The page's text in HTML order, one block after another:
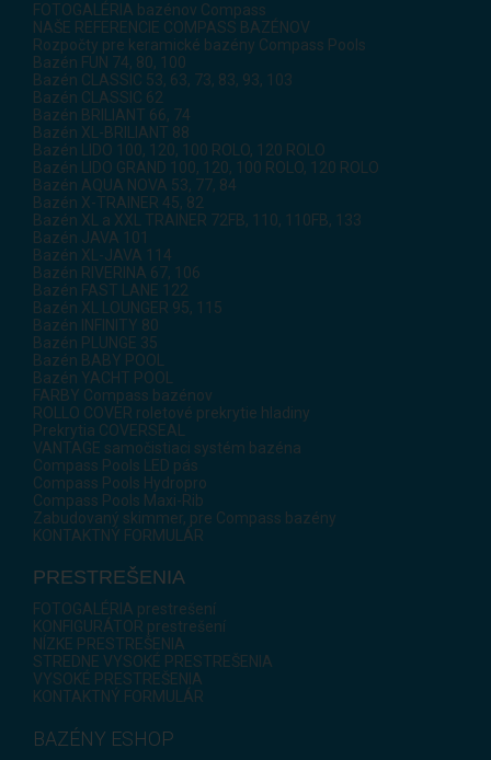
FOTOGALÉRIA bazénov Compass
NAŠE REFERENCIE COMPASS BAZÉNOV
Rozpočty pre keramické bazény Compass Pools
Bazén FUN 74, 80, 100
Bazén CLASSIC 53, 63, 73, 83, 93, 103
Bazén CLASSIC 62
Bazén BRILIANT 66, 74
Bazén XL-BRILIANT 88
Bazén LIDO 100, 120, 100 ROLO, 120 ROLO
Bazén LIDO GRAND 100, 120, 100 ROLO, 120 ROLO
Bazén AQUA NOVA 53, 77, 84
Bazén X-TRAINER 45, 82
Bazén XL a XXL TRAINER 72FB, 110, 110FB, 133
Bazén JAVA 101
Bazén XL-JAVA 114
Bazén RIVERINA 67, 106
Bazén FAST LANE 122
Bazén XL LOUNGER 95, 115
Bazén INFINITY 80
Bazén PLUNGE 35
Bazén BABY POOL
Bazén YACHT POOL
FARBY Compass bazénov
ROLLO COVER roletové prekrytie hladiny
Prekrytia COVERSEAL
VANTAGE samočistiaci systém bazéna
Compass Pools LED pás
Compass Pools Hydropro
Compass Pools Maxi-Rib
Zabudovaný skimmer, pre Compass bazény
KONTAKTNÝ FORMULÁR
PRESTREŠENIA
FOTOGALÉRIA prestrešení
KONFIGURÁTOR prestrešení
NÍZKE PRESTREŠENIA
STREDNE VYSOKÉ PRESTREŠENIA
VYSOKÉ PRESTREŠENIA
KONTAKTNÝ FORMULÁR
BAZÉNY ESHOP